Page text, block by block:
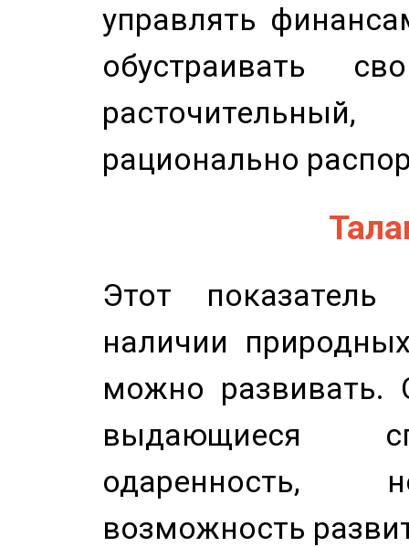
управлять
обустраивать
рационально
Этот показатель
наличии
можно развивать.
выдающиеся
одаренность,
возможность